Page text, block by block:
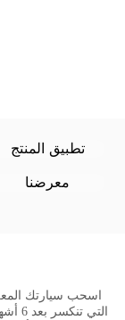
تطبيق المنتج
معرضنا